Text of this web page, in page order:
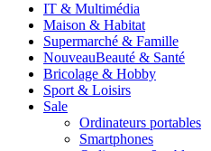
IT & Multimédia
Maison & Habitat
Supermarché & Famille
NouveauBeauté & Santé
Bricolage & Hobby
Sport & Loisirs
Sale
Ordinateurs portables
Smartphones